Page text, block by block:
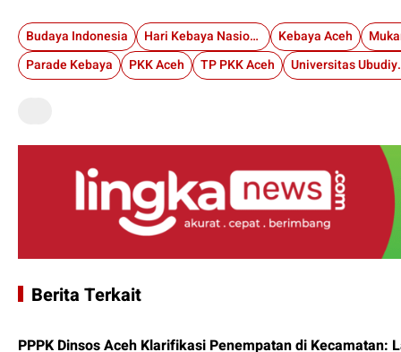
Budaya Indonesia Hari Kebaya Nasional 2025
Kebaya Aceh
Parade Kebaya
PKK Aceh TP PKK Aceh
Berita Terkait
PPPK Dinsos Aceh Klarifikasi Penempatan di Kecamatan: